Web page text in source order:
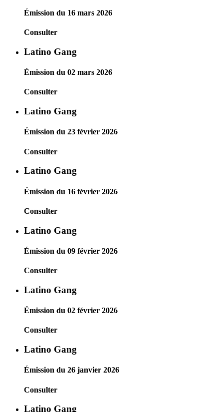
Émission du 16 mars 2026
Consulter
Latino Gang
Émission du 02 mars 2026
Consulter
Latino Gang
Émission du 23 février 2026
Consulter
Latino Gang
Émission du 16 février 2026
Consulter
Latino Gang
Émission du 09 février 2026
Consulter
Latino Gang
Émission du 02 février 2026
Consulter
Latino Gang
Émission du 26 janvier 2026
Consulter
Latino Gang